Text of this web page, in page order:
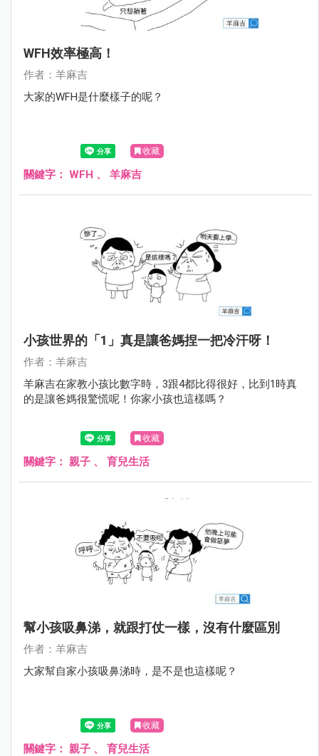
WFH效率極高！
作者：羊麻吉
大家的WFH是什麼樣子的呢？
收藏
關鍵字： WFH 、 羊麻吉
小孩世界的「1」真是讓爸媽捏一把冷汗呀！
作者：羊麻吉
羊麻吉在家教小孩比數字時，3跟4都比得很好，比到1時真
的是讓爸媽很驚慌呢！你家小孩也這樣嗎？
收藏
關鍵字： 親子 、 育兒生活
幫小孩吸鼻涕，就跟打仗一樣，沒有什麼區別
作者：羊麻吉
大家幫自家小孩吸鼻涕時，是不是也這樣呢？
收藏
關鍵字： 親子 、 育兒生活